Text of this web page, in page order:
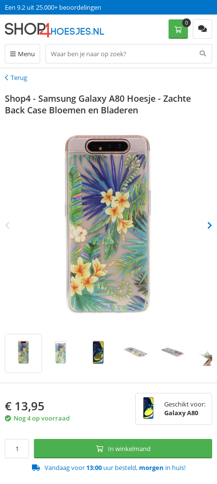
Een 9.2 uit 25.000+ beoordelingen
Menu
0
Terug
Terug
Shop4 - Samsung Galaxy A80 Hoesje - Zachte
Back Case Bloemen en Bladeren
€ 13,95
Nog 4 op voorraad
Geschikt voor:
Galaxy A80
In winkelmand
Vandaag voor 13:00uur besteld, morgen in huis!